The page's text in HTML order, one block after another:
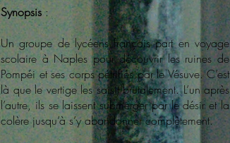
Synopsis:
Un groupe de lycéens français part en voyage
scolaire à Naples pour découvrir les ruines de
Pompéi et ses corps pétrifiés par le Vésuve. C’est
là que le vertige les saisit brutalement. L’un après
l’autre, ils se laissent submerger par le désir et la
colère jusqu’à s’y abandonner complètement.